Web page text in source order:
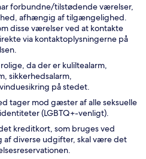
forbundne/tilstødende værelser,
afhængig af tilgængelighed.
disse værelser ved at kontakte
via kontaktoplysningerne på
da der er kuliltealarm,
sikkerhedsalarm,
på stedet.
tager mod gæster af alle seksuelle
(LGBTQ+-venligt).
kreditkort, som bruges ved
af diverse udgifter, skal være det